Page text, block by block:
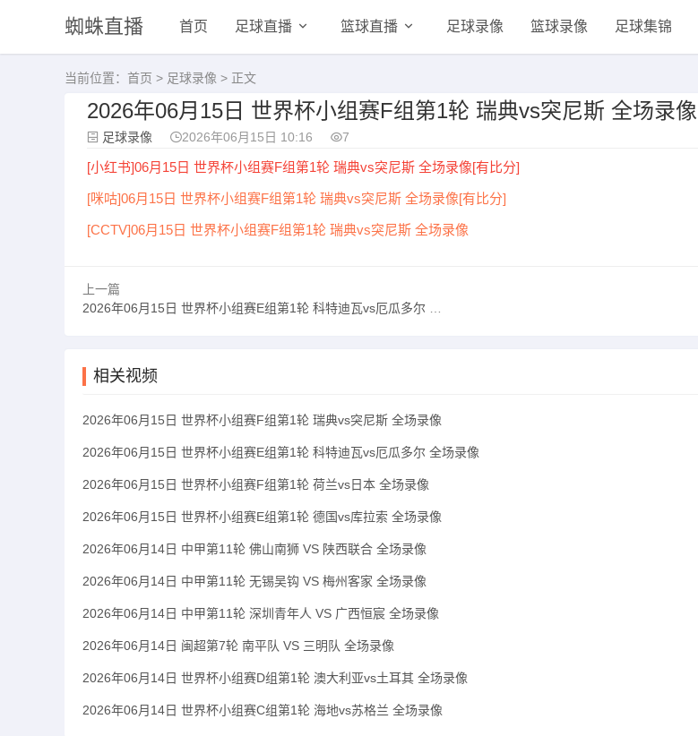
蜘蛛直播 首页 足球直播 篮球直播 足球录像 篮球录像 足球集锦
当前位置： 首页 > 足球录像 > 正文
2026年06月15日 世界杯小组赛F组第1轮 瑞典vs突尼斯 全场录像
足球录像 2026年06月15日 10:16 7
[小红书]06月15日 世界杯小组赛F组第1轮 瑞典vs突尼斯 全场录像[有比分]
[咪咕]06月15日 世界杯小组赛F组第1轮 瑞典vs突尼斯 全场录像[有比分]
[CCTV]06月15日 世界杯小组赛F组第1轮 瑞典vs突尼斯 全场录像
上一篇
2026年06月15日 世界杯小组赛E组第1轮 科特迪瓦vs厄瓜多尔 全场录像
相关视频
2026年06月15日 世界杯小组赛F组第1轮 瑞典vs突尼斯 全场录像
2026年06月15日 世界杯小组赛E组第1轮 科特迪瓦vs厄瓜多尔 全场录像
2026年06月15日 世界杯小组赛F组第1轮 荷兰vs日本 全场录像
2026年06月15日 世界杯小组赛E组第1轮 德国vs库拉索 全场录像
2026年06月14日 中甲第11轮 佛山南狮 VS 陕西联合 全场录像
2026年06月14日 中甲第11轮 无锡吴钩 VS 梅州客家 全场录像
2026年06月14日 中甲第11轮 深圳青年人 VS 广西恒宸 全场录像
2026年06月14日 闽超第7轮 南平队 VS 三明队 全场录像
2026年06月14日 世界杯小组赛D组第1轮 澳大利亚vs土耳其 全场录像
2026年06月14日 世界杯小组赛C组第1轮 海地vs苏格兰 全场录像